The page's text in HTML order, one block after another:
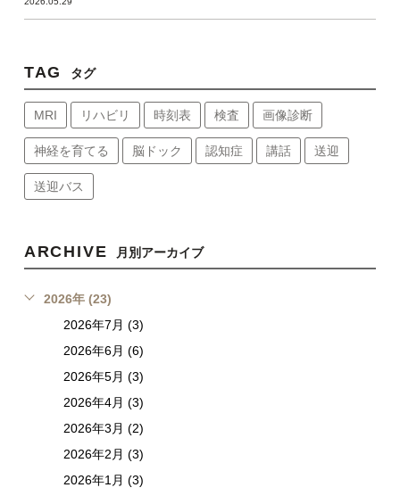
TAG タグ
MRI リハビリ 時刻表 検査 画像診断
神経を育てる 脳ドック 認知症 講話 送迎
送迎バス
ARCHIVE 月別アーカイブ
2026年 (23)
2026年7月 (3)
2026年6月 (6)
2026年5月 (3)
2026年4月 (3)
2026年3月 (2)
2026年2月 (3)
2026年1月 (3)